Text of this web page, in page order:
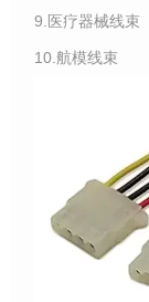
9.医疗器械线束
10.航模线束